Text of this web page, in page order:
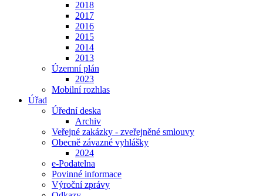
2018
2017
2016
2015
2014
2013
Územní plán
2023
Mobilní rozhlas
Úřad
Úřední deska
Archiv
Veřejné zakázky - zveřejněné smlouvy
Obecně závazné vyhlášky
2024
e-Podatelna
Povinné informace
Výroční zprávy